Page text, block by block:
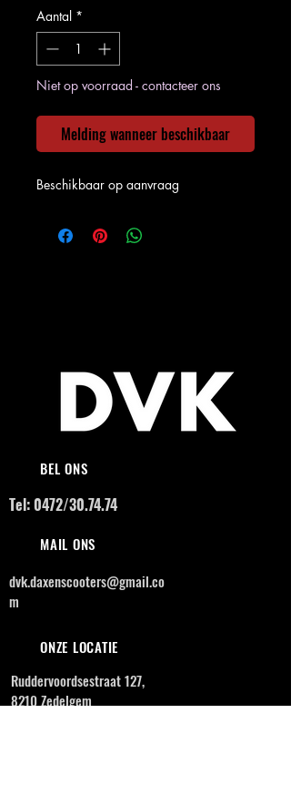
Aantal *
Niet op voorraad - contacteer ons
Melding wanneer beschikbaar
Beschikbaar op aanvraag
BEL ONS
Tel: 0472/30.74.74
MAIL ONS
dvk.daxenscooters@gmail.co
m
ONZE LOCATIE
Ruddervoordsestraat 127,
8210 Zedelgem